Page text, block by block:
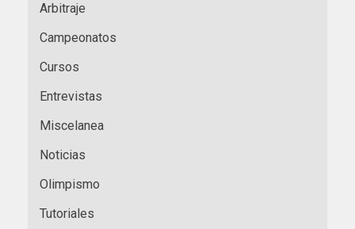
Arbitraje
Campeonatos
Cursos
Entrevistas
Miscelanea
Noticias
Olimpismo
Tutoriales